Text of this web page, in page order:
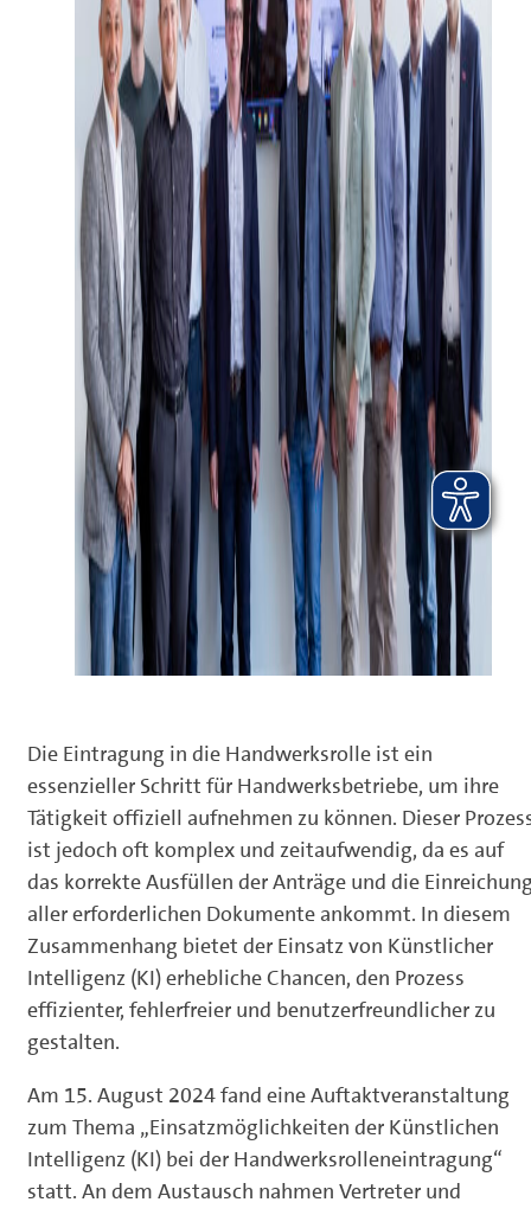
Die Eintragung in die Handwerksrolle ist ein
essenzieller Schritt für Handwerksbetriebe, um ihre
Tätigkeit offiziell aufnehmen zu können. Dieser
ist jedoch oft komplex und zeitaufwendig, da es auf
das korrekte Ausfüllen der Anträge und die
aller erforderlichen Dokumente ankommt. In diesem
Zusammenhang bietet der Einsatz von Künstlicher
Intelligenz (KI) erhebliche Chancen, den Prozess
effizienter, fehlerfreier und benutzerfreundlicher zu
gestalten.
Am 15. August 2024 fand eine Auftaktveranstaltung
zum Thema „Einsatzmöglichkeiten der Künstlichen
Intelligenz (KI) bei der Handwerksrolleneintragung“
statt. An dem Austausch nahmen Vertreter und